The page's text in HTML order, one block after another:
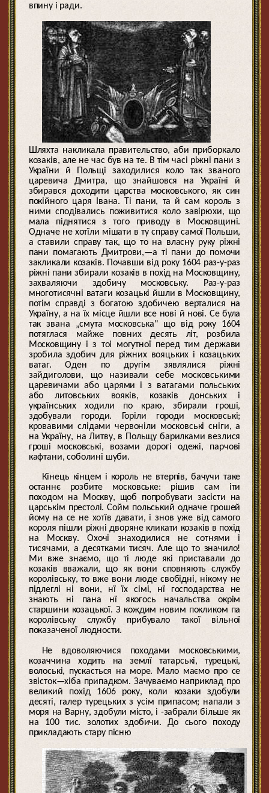
впину і ради.
Шляхта накликала правительство, аби приборкало
козаків, але не час був на те. В тім часі ріжні пани з
України й Польщі заходилися коло так званого
царевича Дмитра, що знайшовся на Україні й
збирався доходити царства московського, як син
покійного царя Івана. Ті пани, та й сам король з
ними сподівались поживитися коло завірюхи, що
мала піднятися з того приводу в Московщині.
Одначе не хотїли мішати в ту справу самої Польши,
а ставили справу так, що то на власну руку ріжні
пани помагають Дмитрови,—а ті пани до помочи
закликали козаків. Почавши від року 1604 раз-у-раз
ріжні пани збирали козаків в похід на Московщину,
захваляючи здобичу московську. Раз-у-раз
многотисячні ватаги козацькі йшли в Московщину,
потім справді з богатою здобичею верталися на
Україну, а на їх місце йшли все нові й нові. Се була
так звана „смута московська" що від року 1604
потяглася майже повних десять літ, розбила
Московщину і з тоі могутної перед тим держави
зробила здобич для ріжних вояцьких і козацьких
ватаг. Оден по другім зявлялися ріжні
зайдиголови, що називали себе московськими
царевичами або царями і з ватагами польських
або литовських вояків, козаків донських і
українських ходили по краю, збирали гроші,
здобували городи. Горіли городи московські;
кровавими слідами червоніли московські сніги, а
на Україну, на Литву, в Польщу барилками везлися
гроші московські, возами дорогі одежі, парчові
кафтани, соболині шуби.
Кінець кінцем і король не втерпів, бачучи таке
останнє розбите московське: рішив сам іти
походом на Москву, щоб попробувати засісти на
царськім престолі. Сойм польський одначе грошей
йому на се не хотїв давати, і знов уже від самого
короля пішли ріжні дворяне кликати козаків в похід
на Москву. Охочі знаходилися не сотнями і
тисячами, а десятками тисяч. Але що то значило!
Ми вже знаємо, що ті люде які приставали до
козаків вважали, що як вони сповняють службу
королівську, то вже вони люде свобідні, нікому не
підлеглі ні вони, нї їх сімі, нї господарства не
знають ні пана нї якогось начальства окрім
старшини козацької. З кождим новим покликом па
королівську службу прибувало такої вільної
показаченої людности.
Не вдоволяючися походами московськими,
козаччина ходить на землї татарські, турецькі,
волоські, пускасться на море. Мало маємо про се
звісток—хіба припадком. Зачуваємо наприклад про
великий похід 1606 року, коли козаки здобули
десяті, галер турецьких з усім припасом; напали з
моря на Варну, здобули місто, і -забрали більше як
на 100 тис. золотих здобичи. До сього походу
прикладають стару пісню